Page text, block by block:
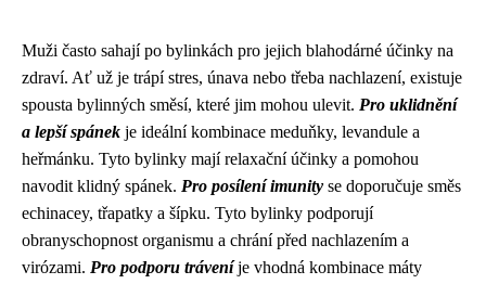
Muži často sahají po bylinkách pro jejich blahodárné účinky na
zdraví. Ať už je trápí stres, únava nebo třeba nachlazení, existuje
spousta bylinných směsí, které jim mohou ulevit. Pro uklidnění
a lepší spánek je ideální kombinace meduňky, levandule a
heřmánku. Tyto bylinky mají relaxační účinky a pomohou
navodit klidný spánek. Pro posílení imunity se doporučuje směs
echinacey, třapatky a šípku. Tyto bylinky podporují
obranyschopnost organismu a chrání před nachlazením a
virózami. Pro podporu tráveníje vhodná kombinace máty